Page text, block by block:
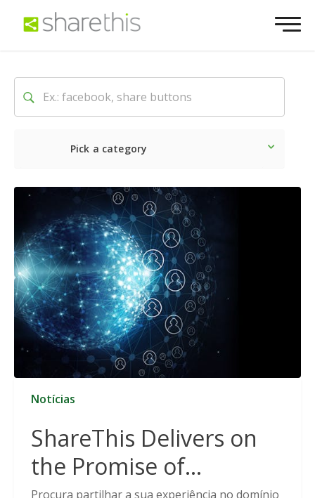
Pick a category
O mais recente Social
Notícias
ShareThis Delivers on
the Promise of
Procura partilhar a sua experiência no domínio